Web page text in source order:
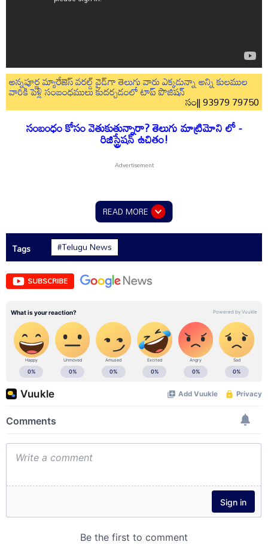
అన్నపూర్ణ మ్యారేజెస్ వరల్డ్ వైడ్‌గా తెలుగు వారు ఎక్కడున్నా అన్ని కులముల
వారికి పెళ్లి సంబంధములు కుదర్చడంలో టాప్ పొజిషన్
సం|| 93979 79750
సంబంధం కోసం వెతుకుతున్నారా? తెలుగు మాట్రిమోని లో -
రిజిస్ట్రేషన్ ఉచితం!
READ MORE
Tags #Telugu News
SUBSCRIBE